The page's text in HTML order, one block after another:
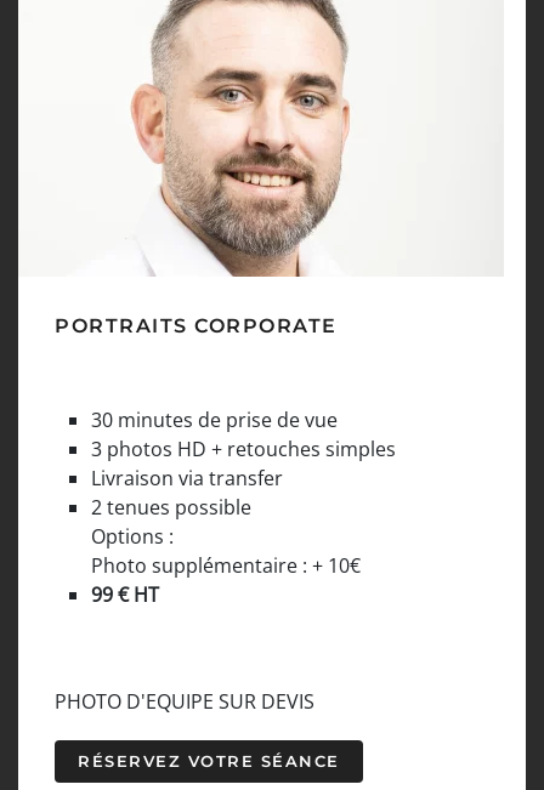
PORTRAITS CORPORATE
30 minutes de prise de vue
3 photos HD + retouches simples
Livraison via transfer
2 tenues possible
Options :
Photo supplémentaire : + 10€
99 € HT
PHOTO D'EQUIPE SUR DEVIS
RÉSERVEZ VOTRE SÉANCE